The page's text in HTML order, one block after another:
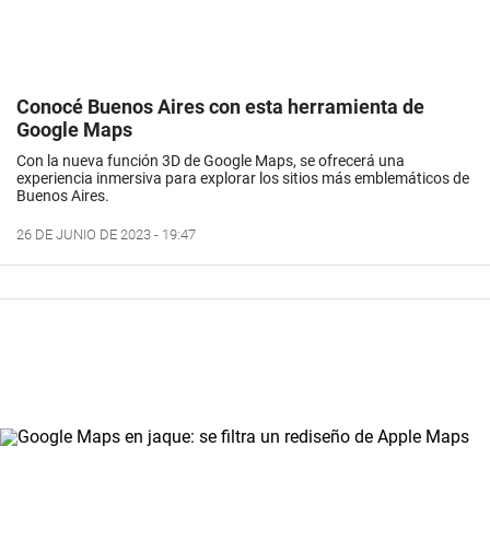
Conocé Buenos Aires con esta herramienta de
Google Maps
Con la nueva función 3D de Google Maps, se ofrecerá una
experiencia inmersiva para explorar los sitios más emblemáticos de
Buenos Aires.
26 DE JUNIO DE 2023 - 19:47